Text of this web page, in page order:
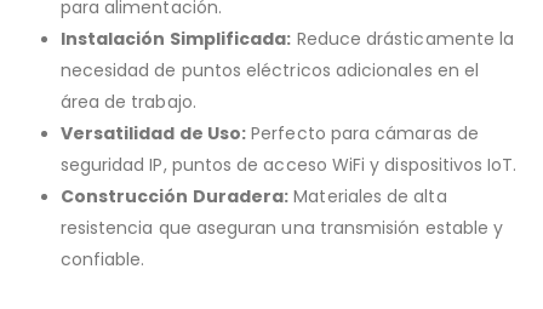
para alimentación.
Instalación Simplificada: Reduce drásticamente la
necesidad de puntos eléctricos adicionales en el
área de trabajo.
Versatilidad de Uso: Perfecto para cámaras de
seguridad IP, puntos de acceso WiFi y dispositivos IoT.
Construcción Duradera: Materiales de alta
resistencia que aseguran una transmisión estable y
confiable.